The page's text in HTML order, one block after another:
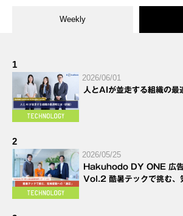
Weekly
1
2026/06/01
人とAIが並走する組織の最
2
2026/05/25
Hakuhodo DY ONE 広告
Vol.2 酷暑テックで挑む、